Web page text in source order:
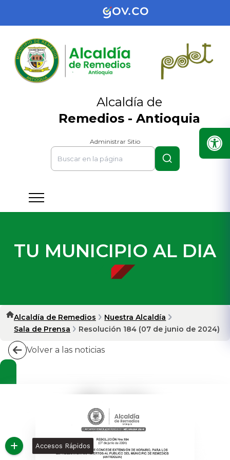
Alcaldía de
Remedios - Antioquia
Administrar Sitio
TU MUNICIPIO AL DIA
Alcaldía de Remedios
Nuestra Alcaldía
Sala de Prensa
Resolución 184 (07 de junio de 2024)
Volver a las noticias
Accesos Rápidos